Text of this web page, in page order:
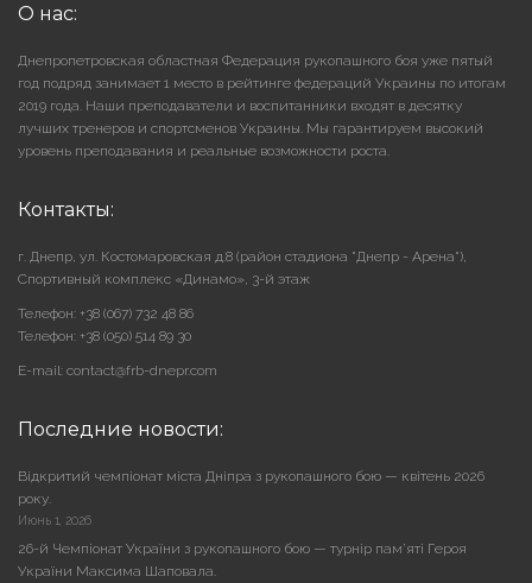
О нас:
Днепропетровская областная Федерация рукопашного боя уже пятый
год подряд занимает 1 место в рейтинге федераций Украины по итогам
2019 года. Наши преподаватели и воспитанники входят в десятку
лучших тренеров и спортсменов Украины. Мы гарантируем высокий
уровень преподавания и реальные возможности роста.
Контакты:
г. Днепр, ул. Костомаровская д.8 (район стадиона "Днепр - Арена"),
Cпортивный комплекс «Динамо», 3-й этаж
Телефон: +38 (067) 732 48 86
Телефон: +38 (050) 514 89 30
E-mail: contact@frb-dnepr.com
Последние новости:
Відкритий чемпіонат міста Дніпра з рукопашного бою — квітень 2026
року.
Июнь 1, 2026
26-й Чемпіонат України з рукопашного бою — турнір пам’яті Героя
України Максима Шаповала.